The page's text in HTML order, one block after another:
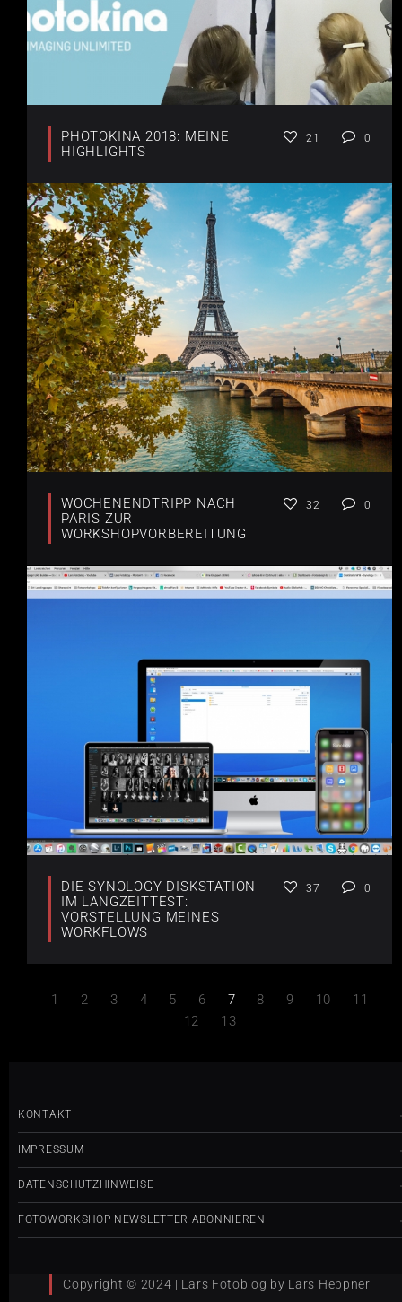
PHOTOKINA 2018: MEINE
HIGHLIGHTS
21 0
WOCHENENDTRIPP NACH
PARIS ZUR
WORKSHOPVORBEREITUNG
32 0
DIE SYNOLOGY DISKSTATION
IM LANGZEITTEST:
VORSTELLUNG MEINES
WORKFLOWS
37 0
1 2 3 4 5 6 7 8 9 10
11
12
13
KONTAKT
IMPRESSUM
DATENSCHUTZHINWEISE
FOTOWORKSHOP NEWSLETTER ABONNIEREN
Copyright © 2024 | Lars Fotoblog by Lars Heppner